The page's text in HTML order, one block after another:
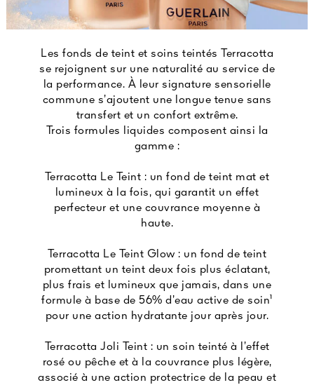
Les fonds de teint et soins teintés Terracotta
se rejoignent sur une naturalité au service de
la performance. À leur signature sensorielle
commune s’ajoutent une longue tenue sans
transfert et un confort extrême.
Trois formules liquides composent ainsi la
gamme :
Terracotta Le Teint : un fond de teint mat et
lumineux à la fois, qui garantit un effet
perfecteur et une couvrance moyenne à
haute.
Terracotta Le Teint Glow : un fond de teint
promettant un teint deux fois plus éclatant,
plus frais et lumineux que jamais, dans une
formule à base de 56% d’eau active de soin¹
pour une action hydratante jour après jour.
Terracotta Joli Teint : un soin teinté à l’effet
rosé ou pêche et à la couvrance plus légère,
associé à une action protectrice de la peau et